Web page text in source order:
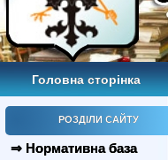
Головна сторінка
РОЗДІЛИ САЙТУ
⇒ Нормативна база